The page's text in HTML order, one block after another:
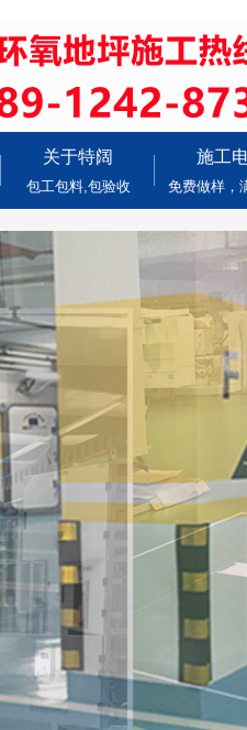
关于特阔
包工包料,包验收
施工
免费做样，